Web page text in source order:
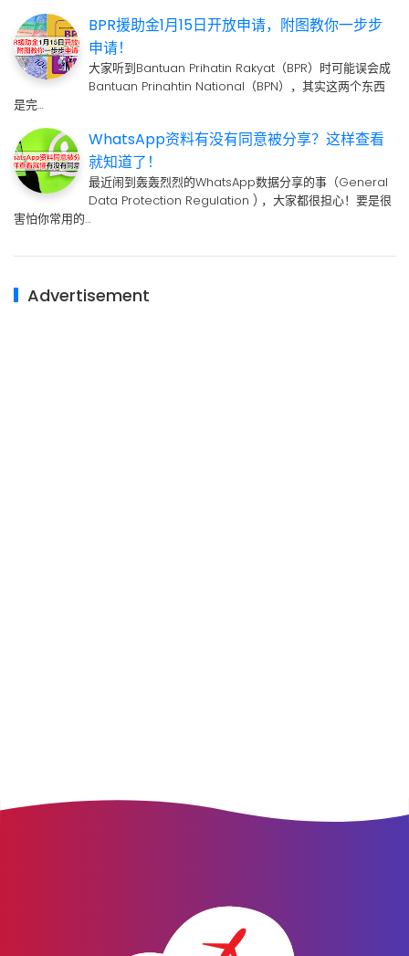
BPR援助金1月15日开放申请，附图教你一步步
申请！
大家听到Bantuan Prihatin Rakyat（BPR）时可能误会成
Bantuan Prinahtin National（BPN），其实这两个东西
是完…
WhatsApp资料有没有同意被分享？这样查看
就知道了！
最近闹到轰轰烈烈的WhatsApp数据分享的事（General
Data Protection Regulation ) ，大家都很担心！要是很
害怕你常用的…
Advertisement